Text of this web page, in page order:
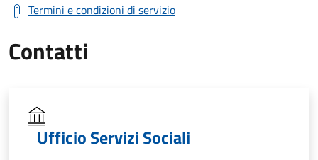
Termini e condizioni di servizio
Contatti
Ufficio Servizi Sociali